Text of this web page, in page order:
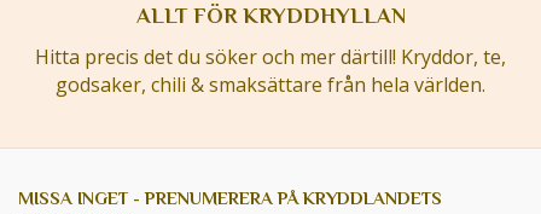
ALLT FÖR KRYDDHYLLAN
Hitta precis det du söker och mer därtill! Kryddor, te,
godsaker, chili & smaksättare från hela världen.
MISSA INGET - PRENUMERERA PÅ KRYDDLANDETS